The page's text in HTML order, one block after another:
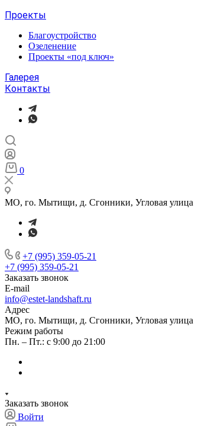
Проекты
Благоустройство
Озеленение
Проекты «под ключ»
Галерея
Контакты
0
МО, го. Мытищи, д. Сгонники, Угловая улица
+7 (995) 359-05-21
+7 (995) 359-05-21
Заказать звонок
E-mail
info@estet-landshaft.ru
Адрес
МО, го. Мытищи, д. Сгонники, Угловая улица
Режим работы
Пн. – Пт.: с 9:00 до 21:00
Заказать звонок
Войти